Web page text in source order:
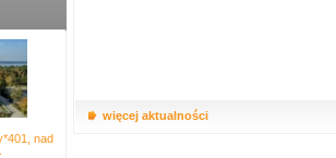
nad
więcej aktualności